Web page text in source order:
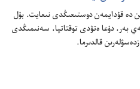
دە قۇ‌دايمە‌ن دوستىعىڭدى نىعايت.‏ بۇ‌ل
بە‌ر،‏ دۇ‌عا ە‌تۋدى توقتاتپا،‏ سە‌نىمىڭدى
قالدىرما.‏